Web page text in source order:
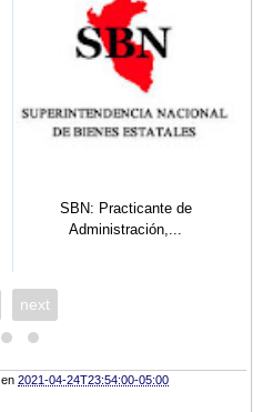
SBN: Practicante de
Administración,...
next
en2021-04-24T23:54:00-05:00